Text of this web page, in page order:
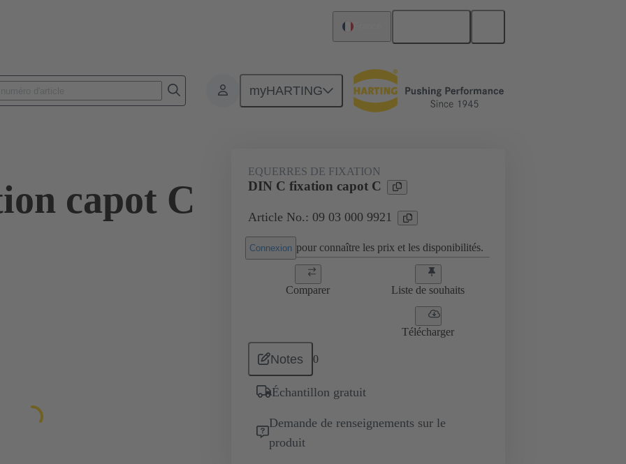
myHARTING
capot C
EQUERRES DE FIXATION
DIN C fixation capot C
Article No.: 09 03 000 9921
Connexion pour connaître les prix et les disponibilités.
Comparer Liste de souhaits
Télécharger
Notes 0
Échantillon gratuit
Demande de renseignements sur le
produit